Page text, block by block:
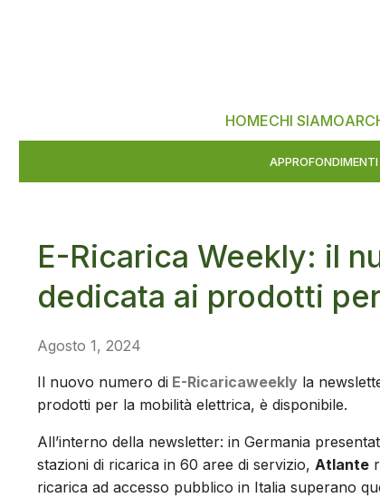
HOMECHI SIAMO
APPROFONDIMENTI
E-Ricarica Weekly: il
dedicata ai prodotti
Agosto 1, 2024
Il nuovo numero di E-Ricaricaweekly la
prodotti per la mobilità elettrica, è disponibile.
All’interno della newsletter: in Germania
stazioni di ricarica in 60 aree di servizio, Atlante
ricarica ad accesso pubblico in Italia superano